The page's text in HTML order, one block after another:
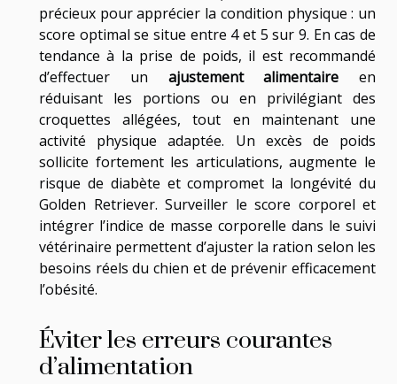
précieux pour apprécier la condition physique : un
score optimal se situe entre 4 et 5 sur 9. En cas de
tendance à la prise de poids, il est recommandé
d’effectuer un ajustement alimentaire en
réduisant les portions ou en privilégiant des
croquettes allégées, tout en maintenant une
activité physique adaptée. Un excès de poids
sollicite fortement les articulations, augmente le
risque de diabète et compromet la longévité du
Golden Retriever. Surveiller le score corporel et
intégrer l’indice de masse corporelle dans le suivi
vétérinaire permettent d’ajuster la ration selon les
besoins réels du chien et de prévenir efficacement
l’obésité.
Éviter les erreurs courantes
d’alimentation